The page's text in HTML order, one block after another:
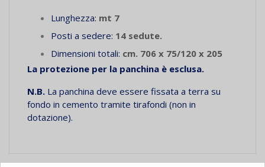
Lunghezza: mt 7
Posti a sedere: 14 sedute.
Dimensioni totali: cm. 706 x 75/120 x 205
La protezione per la panchina è esclusa.
N.B. La panchina deve essere fissata a terra su
fondo in cemento tramite tirafondi (non in
dotazione).